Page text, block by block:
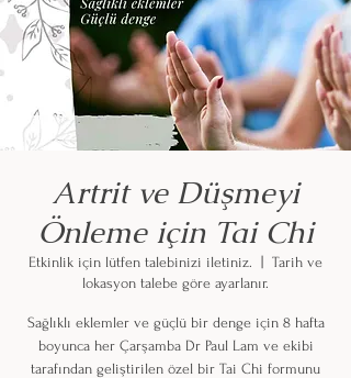
Artrit ve Düşmeyi
Önleme için Tai Chi
Etkinlik için lütfen talebinizi iletiniz.
Tarih ve
lokasyon talebe göre ayarlanır.
Sağlıklı eklemler ve güçlü bir denge için 8 hafta
boyunca her Çarşamba Dr Paul Lam ve ekibi
tarafından geliştirilen özel bir Tai Chi formunu